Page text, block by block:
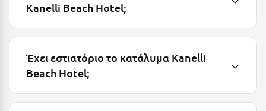
Λέσβος
Λευκάδα
Λήμνος
Λίμνη Πλαστήρα
Kanelli Beach Hotel;
Έχει εστιατόριο το κατάλυμα Kanelli
Beach Hotel;